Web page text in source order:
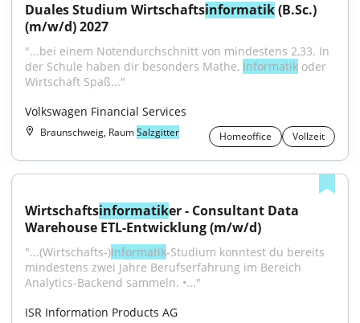
Duales Studium Wirtschaftsinformatik (B.Sc.)
(m/w/d) 2027
"...bei einem Notendurchschnitt von mindestens 2,33. In
der Schule haben dir besonders Mathe, Informatik oder
Wirtschaft Spaß..."
Volkswagen Financial Services
Braunschweig, RaumSalzgitter Homeoffice Vollzeit
Wirtschaftsinformatiker - Consultant Data
Warehouse ETL-Entwicklung (m/w/d)
"...(Wirtschafts-)Informatik-Studium konntest du bereits
mindestens zwei Jahre Berufserfahrung im Bereich
Analytics-Backend sammeln. •..."
ISR Information Products AG